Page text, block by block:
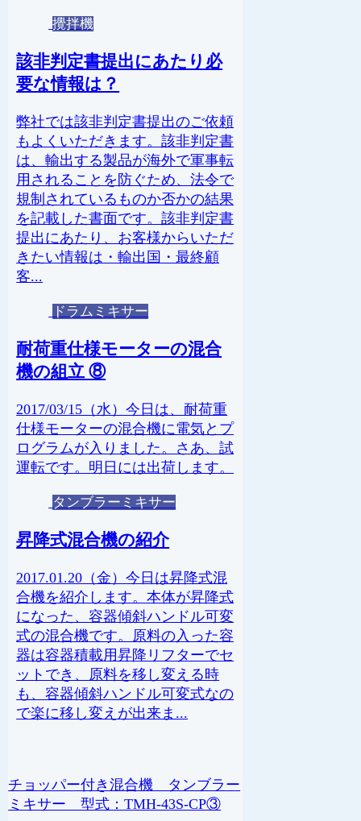
攪拌機
該非判定書提出にあたり必
要な情報は？
弊社では該非判定書提出のご依頼
もよくいただきます。該非判定書
は、輸出する製品が海外で軍事転
用されることを防ぐため、法令で
規制されているものか否かの結果
を記載した書面です。該非判定書
提出にあたり、お客様からいただ
きたい情報は・輸出国・最終顧
客...
ドラムミキサー
耐荷重仕様モーターの混合
機の組立 ⑧
2017/03/15（水）今日は、耐荷重
仕様モーターの混合機に電気とプ
ログラムが入りました。さあ、試
運転です。明日には出荷します。
タンブラーミキサー
昇降式混合機の紹介
2017.01.20（金）今日は昇降式混
合機を紹介します。本体が昇降式
になった、容器傾斜ハンドル可変
式の混合機です。原料の入った容
器は容器積載用昇降リフターでセ
ットでき、原料を移し変える時
も、容器傾斜ハンドル可変式なの
で楽に移し変えが出来ま...
チョッパー付き混合機 タンブラー
ミキサー 型式：TMH-43S-CP③